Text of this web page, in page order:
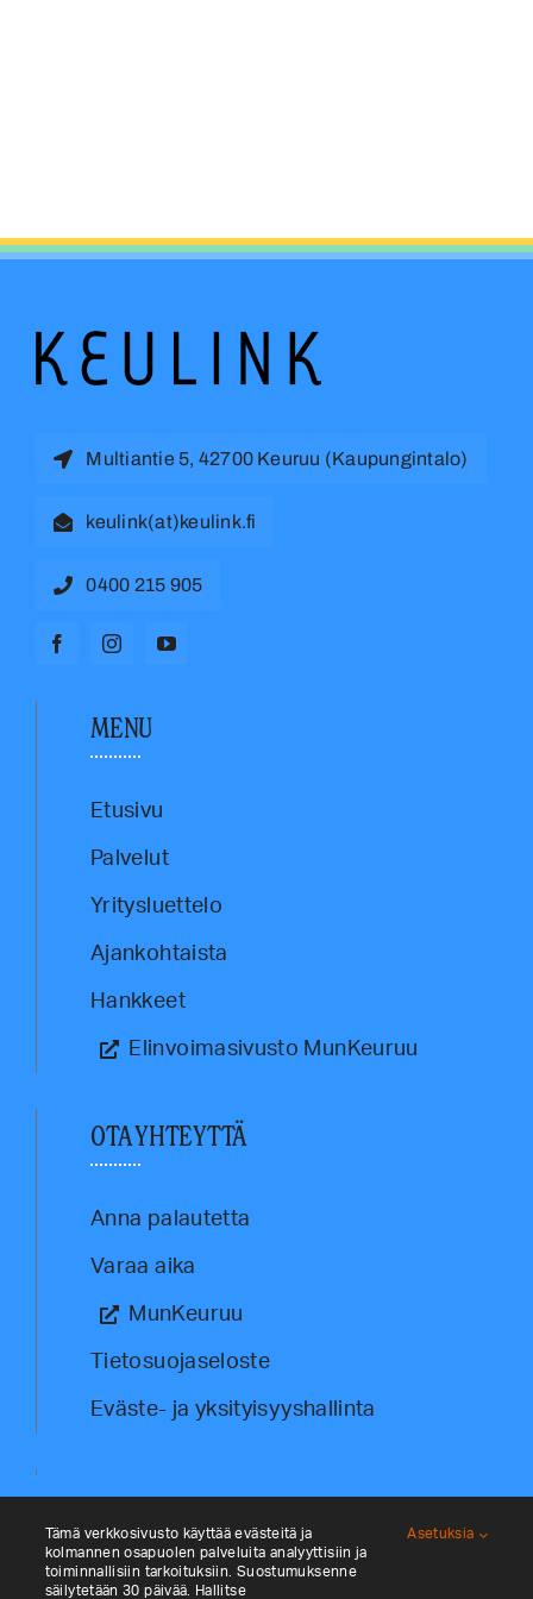
Multiantie 5, 42700 Keuruu (Kaupungintalo)
keulink(at)keulink.fi
0400 215 905
MENU
Etusivu
Palvelut
Yritysluettelo
Ajankohtaista
Hankkeet
Elinvoimasivusto MunKeuruu
OTA YHTEYTTÄ
Anna palautetta
Varaa aika
MunKeuruu
Tietosuojaseloste
Eväste- ja yksityisyyshallinta
Tämä verkkosivusto käyttää evästeitä ja
kolmannen osapuolen palveluita analyyttisiin ja
toiminnallisiin tarkoituksiin. Suostumuksenne
säilytetään 30 päivää. Hallitse
Asetuksia